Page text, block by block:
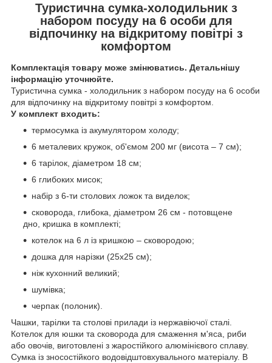
Туристична сумка-холодильник з
набором посуду на 6 особи для
відпочинку на відкритому повітрі з
комфортом
Комплектація товару може змінюватись. Детальнішу
інформацію уточнюйте.
Туристична сумка - холодильник з набором посуду на 6 особи
для відпочинку на відкритому повітрі з комфортом.
У комплект входить:
термосумка із акумулятором холоду;
6 металевих кружок, об'ємом 200 мг (висота – 7 см);
6 тарілок, діаметром 18 см;
6 глибоких мисок;
набір з 6-ти столових ложок та виделок;
сковорода, глибока, діаметром 26 см - потовщене
дно, кришка в комплекті;
котелок на 6 л із кришкою – сковородою;
дошка для нарізки (25х25 см);
ніж кухонний великий;
шумівка;
черпак (полоник).
Чашки, тарілки та столові прилади із нержавіючої сталі.
Котелок для юшки та сковорода для смаження м'яса, риби
або овочів, виготовлені з жаростійкого алюмінієвого сплаву.
Сумка із зносостійкого водовідштовхувального матеріалу. В